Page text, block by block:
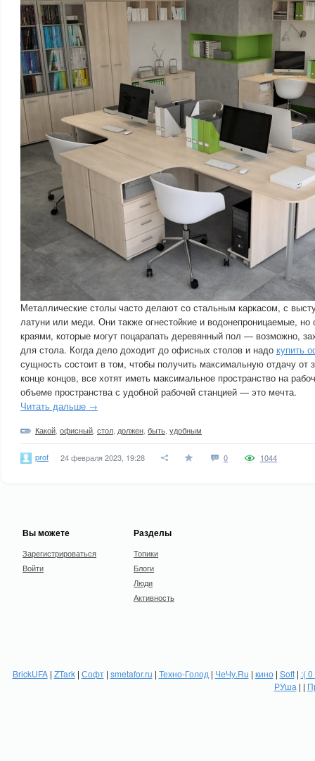
Металлические столы часто делают со стальным каркасом, с
латуни или меди. Они также огнестойкие и водонепроницаемые,
краями, которые могут поцарапать деревянный пол — возможно,
для стола. Когда дело доходит до офисных столов и надо купить
сущность состоит в том, чтобы получить максимальную отдачу от
конце концов, все хотят иметь максимальное пространство на
объеме пространства с удобной рабочей станцией — это мечта.
Читать дальше →
Какой офисный стол должен быть удобным
prof 24 февраля 2023, 19:28 0 1044
Вы можете
Зарегистрироваться
Войти
Разделы
Топики
Блоги
Люди
Активность
BrickUFA| ZTark| Софт| smetafor.ru | Техно-Голод | ЧеЧу.Ru | кино| Soft| :(
РУша | |